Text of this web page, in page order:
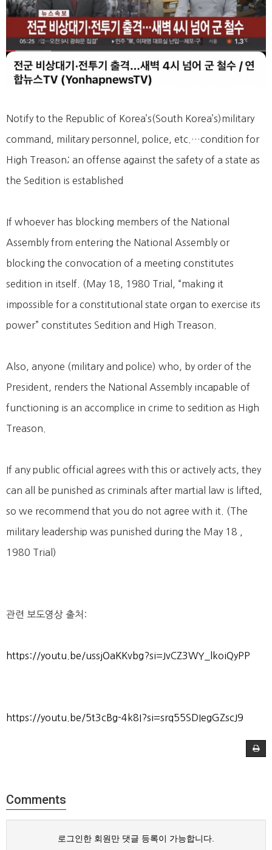
Notify to the Republic of Korea’s(South Korea’s)military
command, military personnel, police, etc.…condition for
High Treason; an offense against the safety of a state as
the Sedition is established
If whoever has blocking members of the National
Assembly from entering the National Assembly or
blocking the convocation of a meeting constitutes
sedition in itself. (May 18, 1980 Trial, “making it
impossible for a constitutional state organ to exercise its
power” constitutes Sedition and High Treason.
Also, anyone (military and police) who, by order of the
President, renders the National Assembly incapable of
functioning is an accomplice in crime to sedition as High
Treason.
If any public official agrees with this or actively acts, they
can all be punished as criminals after martial law is lifted,
so we recommend that you do not agree with it. (The
military leadership was punished during the May 18 ,
1980 Trial)
관련 보도영상 출처:
https://youtu.be/ussjOaKKvbg?si=JvCZ3WY_lkoiQyPP
https://youtu.be/5t3cBg-4k8I?si=srq55SDIegGZscJ9
Comments
로그인한 회원만 댓글 등록이 가능합니다.